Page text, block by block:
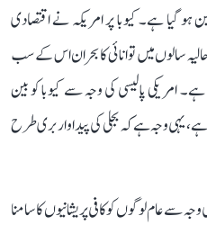
گیا ہے۔ کیوبا پر امریکہ نے اقتصادی
سالوں میں توانائی کا بحران اس کے سب
پالیسی کی وجہ سے کیوبا کو بین
ہے، یہی وجہ ہے کہ بجلی کی پیداوار بری طرح
سے عام لوگوں کو کافی پریشانیوں کا سامنا